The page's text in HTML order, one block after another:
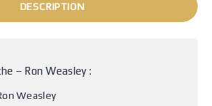
DESCRIPTION
– Ron Weasley :
Weasley